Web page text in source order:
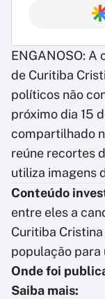
ENGANOSO: A
de Curitiba
políticos não
próximo dia 15
compartilhado
reúne recortes
utiliza imagens
Conteúdo
entre eles a
Curitiba
população para
Onde foi
Saiba mais: